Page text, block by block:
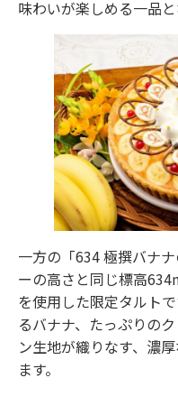
味わいが楽しめる一品と
一方の「634 極撰バナ
ーの高さと同じ標高
を使用した限定タルト
るバナナ、たっぷりの
ン生地が織りなす、濃
ます。